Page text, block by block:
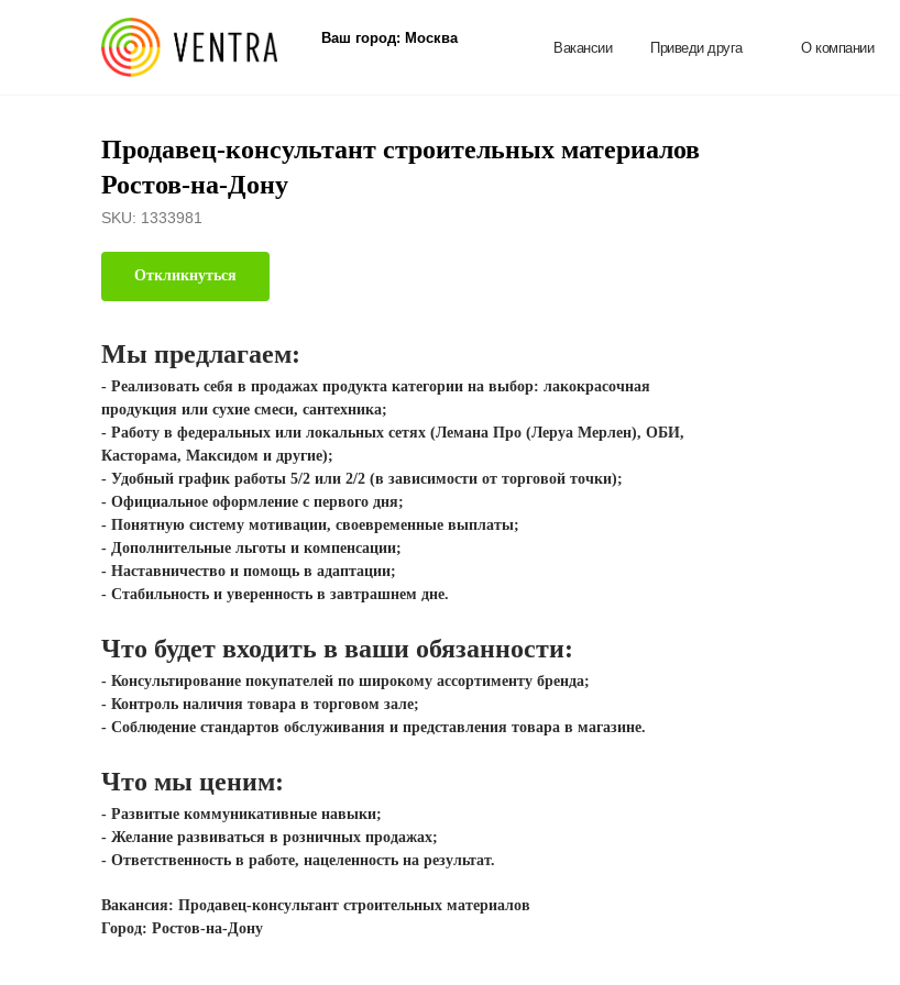
Вакансии Приведи друга О компании
Ваш город: Москва
Продавец-консультант строительных материалов
Ростов-на-Дону
SKU: 1333981
Откликнуться
Мы предлагаем:
- Реализовать себя в продажах продукта категории на выбор: лакокрасочная
продукция или сухие смеси, сантехника;
- Работу в федеральных или локальных сетях (Лемана Про (Леруа Мерлен), ОБИ,
Касторама, Максидом и другие);
- Удобный график работы 5/2 или 2/2 (в зависимости от торговой точки);
- Официальное оформление с первого дня;
- Понятную систему мотивации, своевременные выплаты;
- Дополнительные льготы и компенсации;
- Наставничество и помощь в адаптации;
- Стабильность и уверенность в завтрашнем дне.
Что будет входить в ваши обязанности:
- Консультирование покупателей по широкому ассортименту бренда;
- Контроль наличия товара в торговом зале;
- Соблюдение стандартов обслуживания и представления товара в магазине.
Что мы ценим:
- Развитые коммуникативные навыки;
- Желание развиваться в розничных продажах;
- Ответственность в работе, нацеленность на результат.
Вакансия: Продавец-консультант строительных материалов
Город: Ростов-на-Дону